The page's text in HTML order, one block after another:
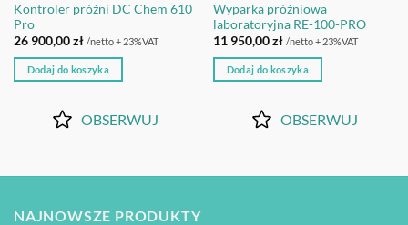
Kontroler próżni DC Chem 610
Pro
26 900,00zł /netto + 23%VAT
Dodaj do koszyka
OBSERWUJ
Wyparka próżniowa
laboratoryjna RE-100-PRO
11 950,00zł /netto + 23%VAT
Dodaj do koszyka
OBSERWUJ
NAJNOWSZE PRODUKTY